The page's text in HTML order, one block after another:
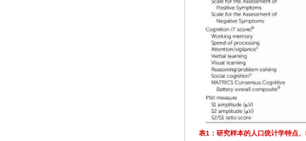
表1：研究样本的人口统计学特点